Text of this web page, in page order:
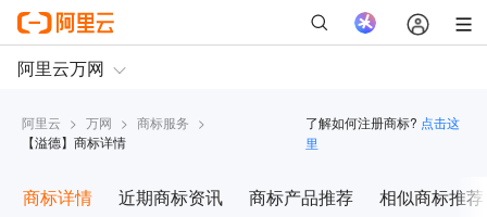
阿里云 > 万网 > 商标服务 >
【溢德】商标详情
了解如何注册商标? 点击这
里
商标详情 近期商标资讯 商标产品推荐 相似商标推荐